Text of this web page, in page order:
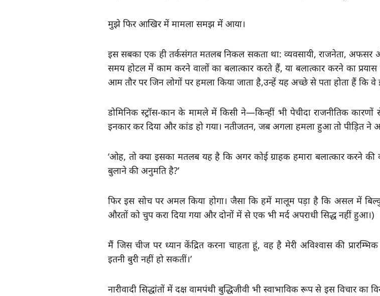
मुझे फिर आखिर में मामला समझ में आया।
इस सबका एक ही तर्कसंगत मतलब निकल सकता था: व्यवसायी, राजनेता, अफसर
समय होटल में काम करने वालों का बलात्कार करते हैं, या बलात्कार करने का
आम तौर पर जिन लोगों पर हमला किया जाता है,उन्हें यह अच्छे से पता होता हैं कि
डोमिनिक स्ट्रॉस-कान के मामले में किसी ने—किन्हीं भी पेचीदा राजनीतिक
इनकार कर दिया और कांड हो गया। नतीजतन, जब अगला हमला हुआ तो पीड़ित ने
‘ओह, तो क्या इसका मतलब यह है कि अगर कोई ग्राहक हमारा बलात्कार करने
बुलाने की अनुमति है?’
फिर इस सोच पर अमल किया होगा। जैसा कि हमें मालूम पड़ा है कि असल में
औरतों को चुप करा दिया गया और दोनों में से एक भी मर्द अपराधी सिद्ध नहीं हुआ।)
मैं जिस चीज पर ध्यान केंद्रित करना चाहता हूं, वह है मेरी अविश्वास की प्रारम्भिक
इतनी बुरी नहीं हो सकतीं।’
नारीवादी सिद्धांतों में दक्ष वामपंथी बुद्धिजीवी भी स्वाभाविक रूप से इस विचार